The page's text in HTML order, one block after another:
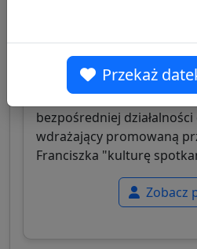
Polski kardynał, Jałmużnik
zaangażowania w służbę
bezpośredniej
wdrażający promowaną
Franciszka "kulturę
Zobacz
Przekaż